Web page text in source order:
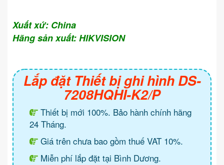
Xuất xứ: China
Hãng sản xuất: HIKVISION
Lắp đặt Thiết bị ghi hình DS-
7208HQHI-K2/P
Thiết bị mới 100%. Bảo hành chính hãng
24 Tháng.
Giá trên chưa bao gồm thuế VAT 10%.
Miễn phí lắp đặt tại Bình Dương.